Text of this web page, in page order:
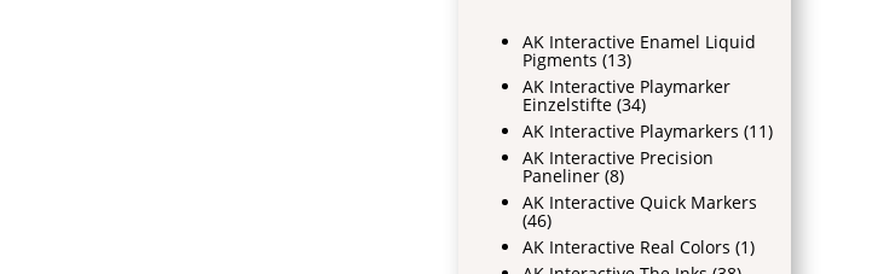
AK Interactive Enamel Liquid
Pigments (13)
AK Interactive Playmarker
Einzelstifte (34)
AK Interactive Playmarkers (11)
AK Interactive Precision
Paneliner (8)
AK Interactive Quick Markers
(46)
AK Interactive Real Colors (1)